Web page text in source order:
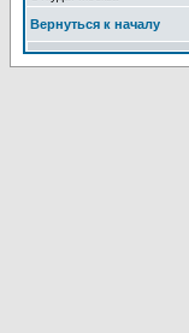
Вернуться к началу